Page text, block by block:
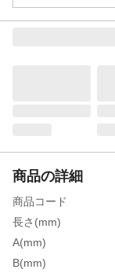
商品の詳細
商品コード
長さ(mm)
A(mm)
B(mm)